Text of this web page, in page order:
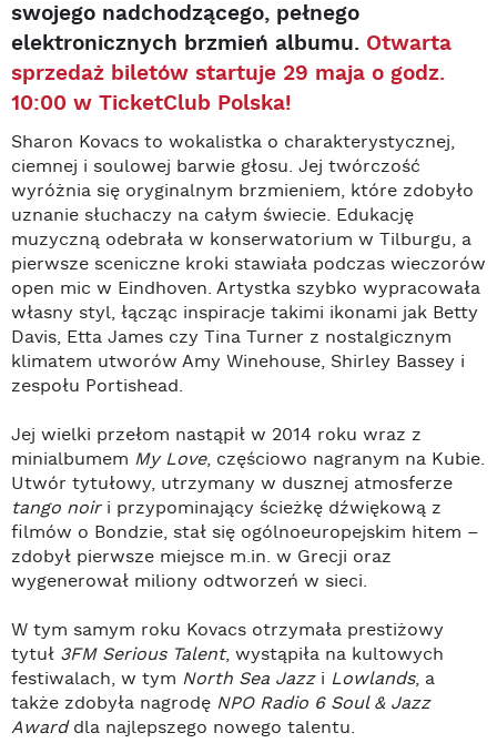
swojego nadchodzącego, pełnego
elektronicznych brzmień albumu. Otwarta
sprzedaż biletów startuje 29 maja o godz.
10:00 w TicketClub Polska!
Sharon Kovacs to wokalistka o charakterystycznej,
ciemnej i soulowej barwie głosu. Jej twórczość
wyróżnia się oryginalnym brzmieniem, które zdobyło
uznanie słuchaczy na całym świecie. Edukację
muzyczną odebrała w konserwatorium w Tilburgu, a
pierwsze sceniczne kroki stawiała podczas wieczorów
open mic w Eindhoven. Artystka szybko wypracowała
własny styl, łącząc inspiracje takimi ikonami jak Betty
Davis, Etta James czy Tina Turner z nostalgicznym
klimatem utworów Amy Winehouse, Shirley Bassey i
zespołu Portishead.
Jej wielki przełom nastąpił w 2014 roku wraz z
minialbumem My Love, częściowo nagranym na Kubie.
Utwór tytułowy, utrzymany w dusznej atmosferze
tango noiri przypominający ścieżkę dźwiękową z
filmów o Bondzie, stał się ogólnoeuropejskim hitem –
zdobył pierwsze miejsce m.in. w Grecji oraz
wygenerował miliony odtworzeń w sieci.
W tym samym roku Kovacs otrzymała prestiżowy
tytuł 3FM Serious Talent, wystąpiła na kultowych
festiwalach, w tym North Sea Jazzi Lowlands, a
także zdobyła nagrodę NPO Radio 6 Soul & Jazz
Awarddla najlepszego nowego talentu.